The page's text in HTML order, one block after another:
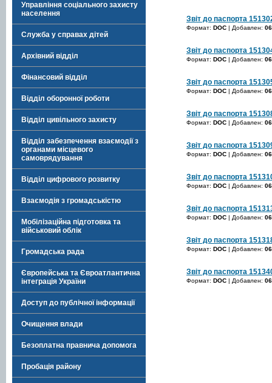
Управління соціального захисту
населення
Служба у справах дітей
Архівний відділ
Фінансовий відділ
Відділ оборонної роботи
Відділ цивільного захисту
Відділ забезпечення взаємодії з
органами місцевого
самоврядування
Відділ цифрового розвитку
Взаємодія з громадськістю
Мобілізаційна підготовка та
військовий облік
Громадська рада
Європейська та Євроатлантична
інтеграція України
Доступ до публічної інформації
Очищення влади
Безоплатна правнича допомога
Пробація району
Звіт до паспорта
Формат: DOC | Добавлен:
Звіт до паспорта
Формат: DOC | Добавлен:
Звіт до паспорта
Формат: DOC | Добавлен:
Звіт до паспорта
Формат: DOC | Добавлен:
Звіт до паспорта
Формат: DOC | Добавлен:
Звіт до паспорта
Формат: DOC | Добавлен:
Звіт до паспорта
Формат: DOC | Добавлен:
Звіт до паспорта
Формат: DOC | Добавлен:
Звіт до паспорта
Формат: DOC | Добавлен: